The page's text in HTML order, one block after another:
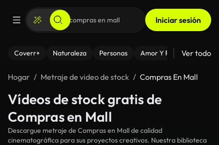
Iniciar sesión
Coverr+ Naturaleza Personas Amor Y Relaciones
Ver todo
Hogar Metraje de video de stock Compras En Mall
Vídeos de stock gratis de
Compras en Mall
Descargue metraje de Compras en Mall de calidad
cinematográfica para sus proyectos creativos. Nuestra biblioteca